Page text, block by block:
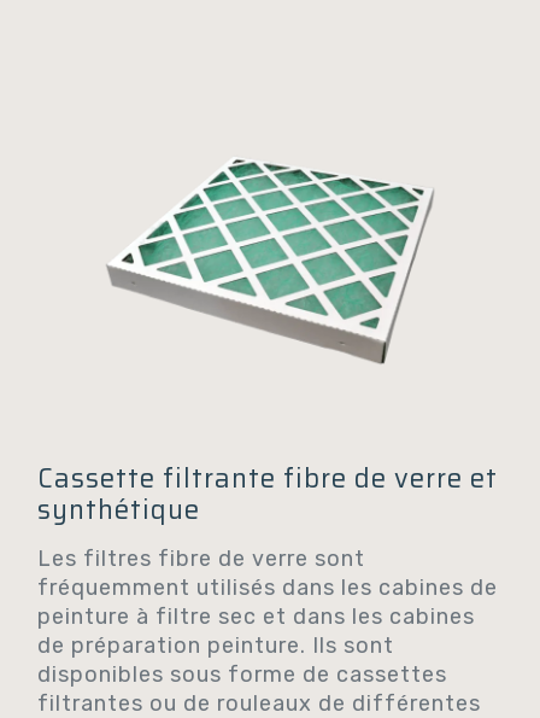
Cassette filtrante fibre de verre et
synthétique
Les filtres fibre de verre sont
fréquemment utilisés dans les cabines de
peinture à filtre sec et dans les cabines
de préparation peinture. Ils sont
disponibles sous forme de cassettes
filtrantes ou de rouleaux de différentes